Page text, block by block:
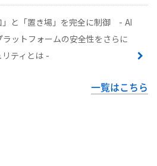
」と「置き場」を完全に制御 - AI
ットフォームの安全性をさらに
ティとは -
一覧はこちら